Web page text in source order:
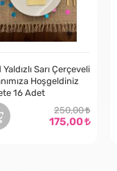
Yaldızlı Sarı Çerçeveli
Hoşgeldiniz
16 Adet
250,00
175,00